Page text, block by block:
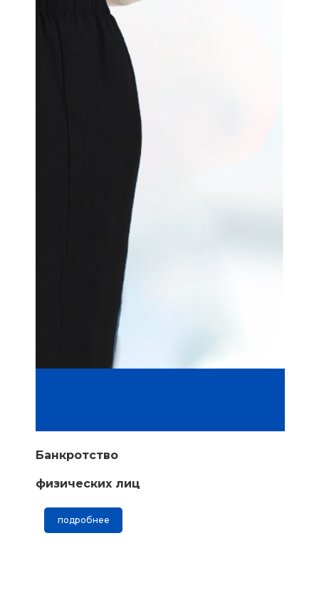
Банкротство
физических лиц
подробнее